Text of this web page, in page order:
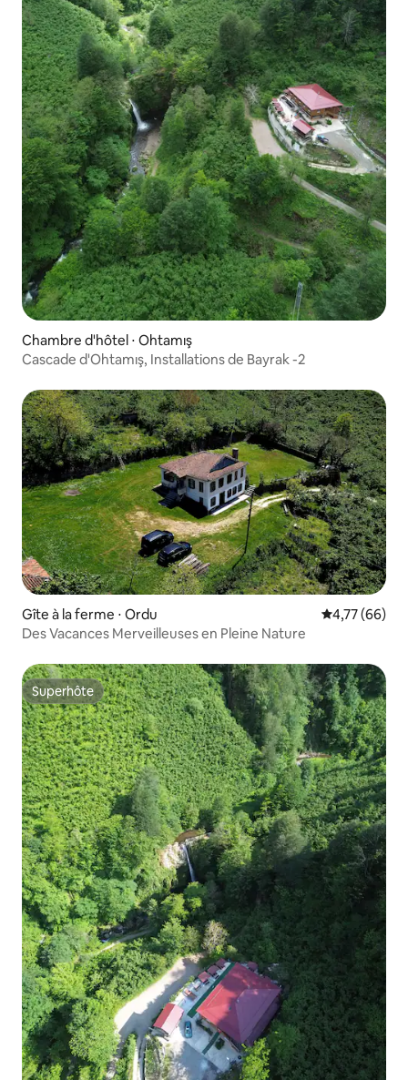
Chambre d'hôtel ⋅ Ohtamış
Cascade d'Ohtamış, Installations de Bayrak -2
Gîte à la ferme ⋅ Ordu Évaluation
4,77 (66)
Des Vacances Merveilleuses en Pleine Nature
Superhôte
Superhôte